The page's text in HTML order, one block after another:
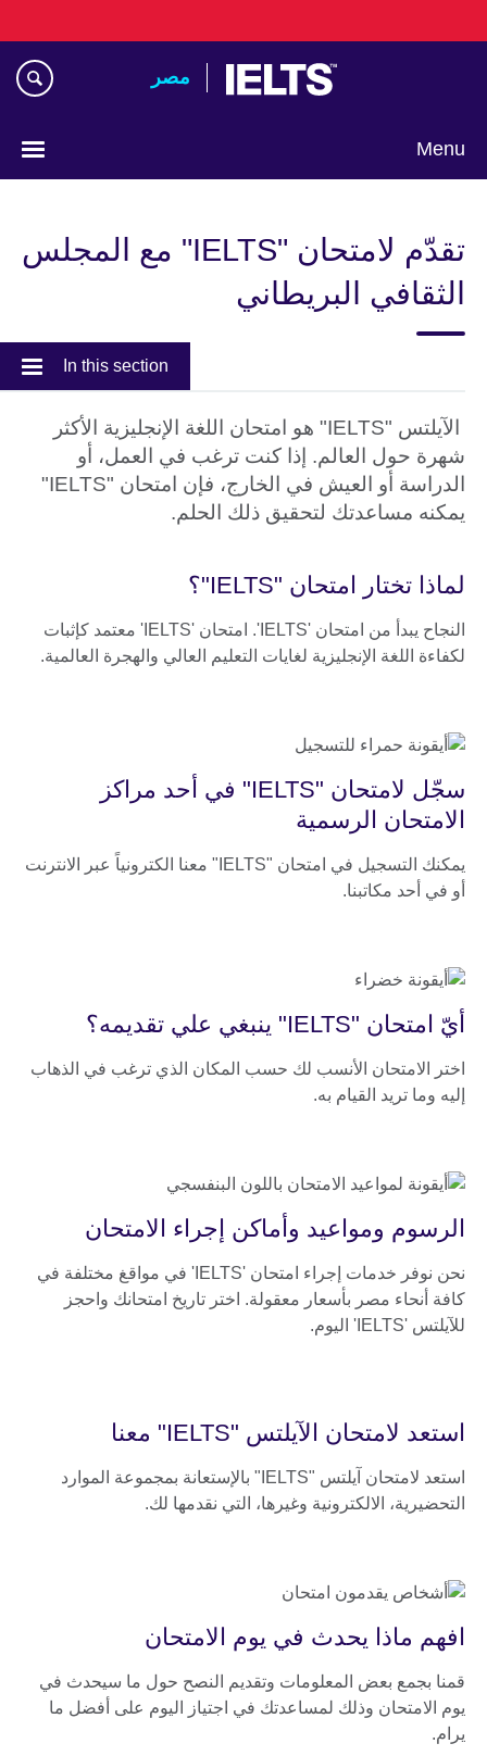
to
مصر‎
Menu
تقدّم لامتحان "IELTS" مع المجلس
الثقافي البريطاني
In this section
الآيلتس "IELTS" هو امتحان اللغة الإنجليزية الأكثر
شهرة حول العالم. إذا كنت ترغب في العمل، أو
الدراسة أو العيش في الخارج، فإن امتحان "IELTS"
يمكنه مساعدتك لتحقيق ذلك الحلم.
لماذا تختار امتحان "IELTS"؟
النجاح يبدأ من امتحان 'IELTS'. امتحان 'IELTS' معتمد كإثبات
لكفاءة اللغة الإنجليزية لغايات التعليم العالي والهجرة العالمية.
سجّل لامتحان "IELTS" في أحد مراكز
الامتحان الرسمية
يمكنك التسجيل في امتحان "IELTS" معنا الكترونياً عبر الانترنت
أو في أحد مكاتبنا.
أيّ امتحان "IELTS" ينبغي علي تقديمه؟
اختر الامتحان الأنسب لك حسب المكان الذي ترغب في الذهاب
إليه وما تريد القيام به.
الرسوم ومواعيد وأماكن إجراء الامتحان
نحن نوفر خدمات إجراء امتحان 'IELTS' في مواقغ مختلفة في
كافة أنحاء مصر بأسعار معقولة. اختر تاريخ امتحانك واحجز
للآيلتس 'IELTS' اليوم.
استعد لامتحان الآيلتس "IELTS" معنا
استعد لامتحان آيلتس "IELTS" بالإستعانة بمجموعة الموارد
التحضيرية، الالكترونية وغيرها، التي نقدمها لك.
افهم ماذا يحدث في يوم الامتحان
قمنا بجمع بعض المعلومات وتقديم النصح حول ما سيحدث في
يوم الامتحان وذلك لمساعدتك في اجتياز اليوم على أفضل ما
يرام.